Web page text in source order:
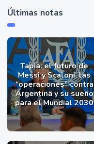
Últimas notas
Tapia: el futuro de
Messi y Scaloni, las
“operaciones” contra
Argentina y su sueño
para el Mundial 2030